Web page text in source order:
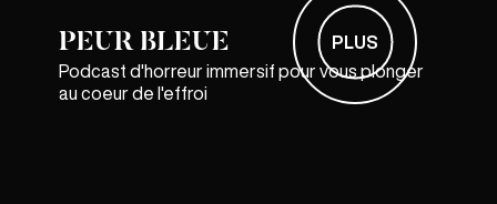
PEUR BLEUE
Podcast d'horreur immersif pour vous plonger
au coeur de l'effroi
PLUS